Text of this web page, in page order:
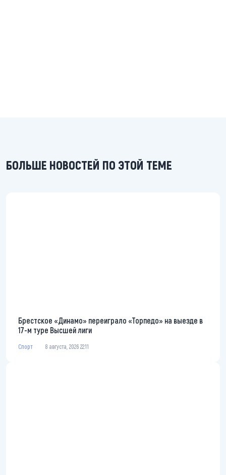
БОЛЬШЕ НОВОСТЕЙ ПО ЭТОЙ ТЕМЕ
Брестское «Динамо» переиграло «Торпедо» на выезде в
17-м туре Высшей лиги
Спорт 8 августа, 2026 22:11